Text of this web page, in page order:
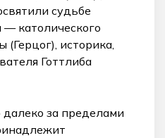
судьбе
— католического
(Герцог), историка,
Готтлиба
за пределами